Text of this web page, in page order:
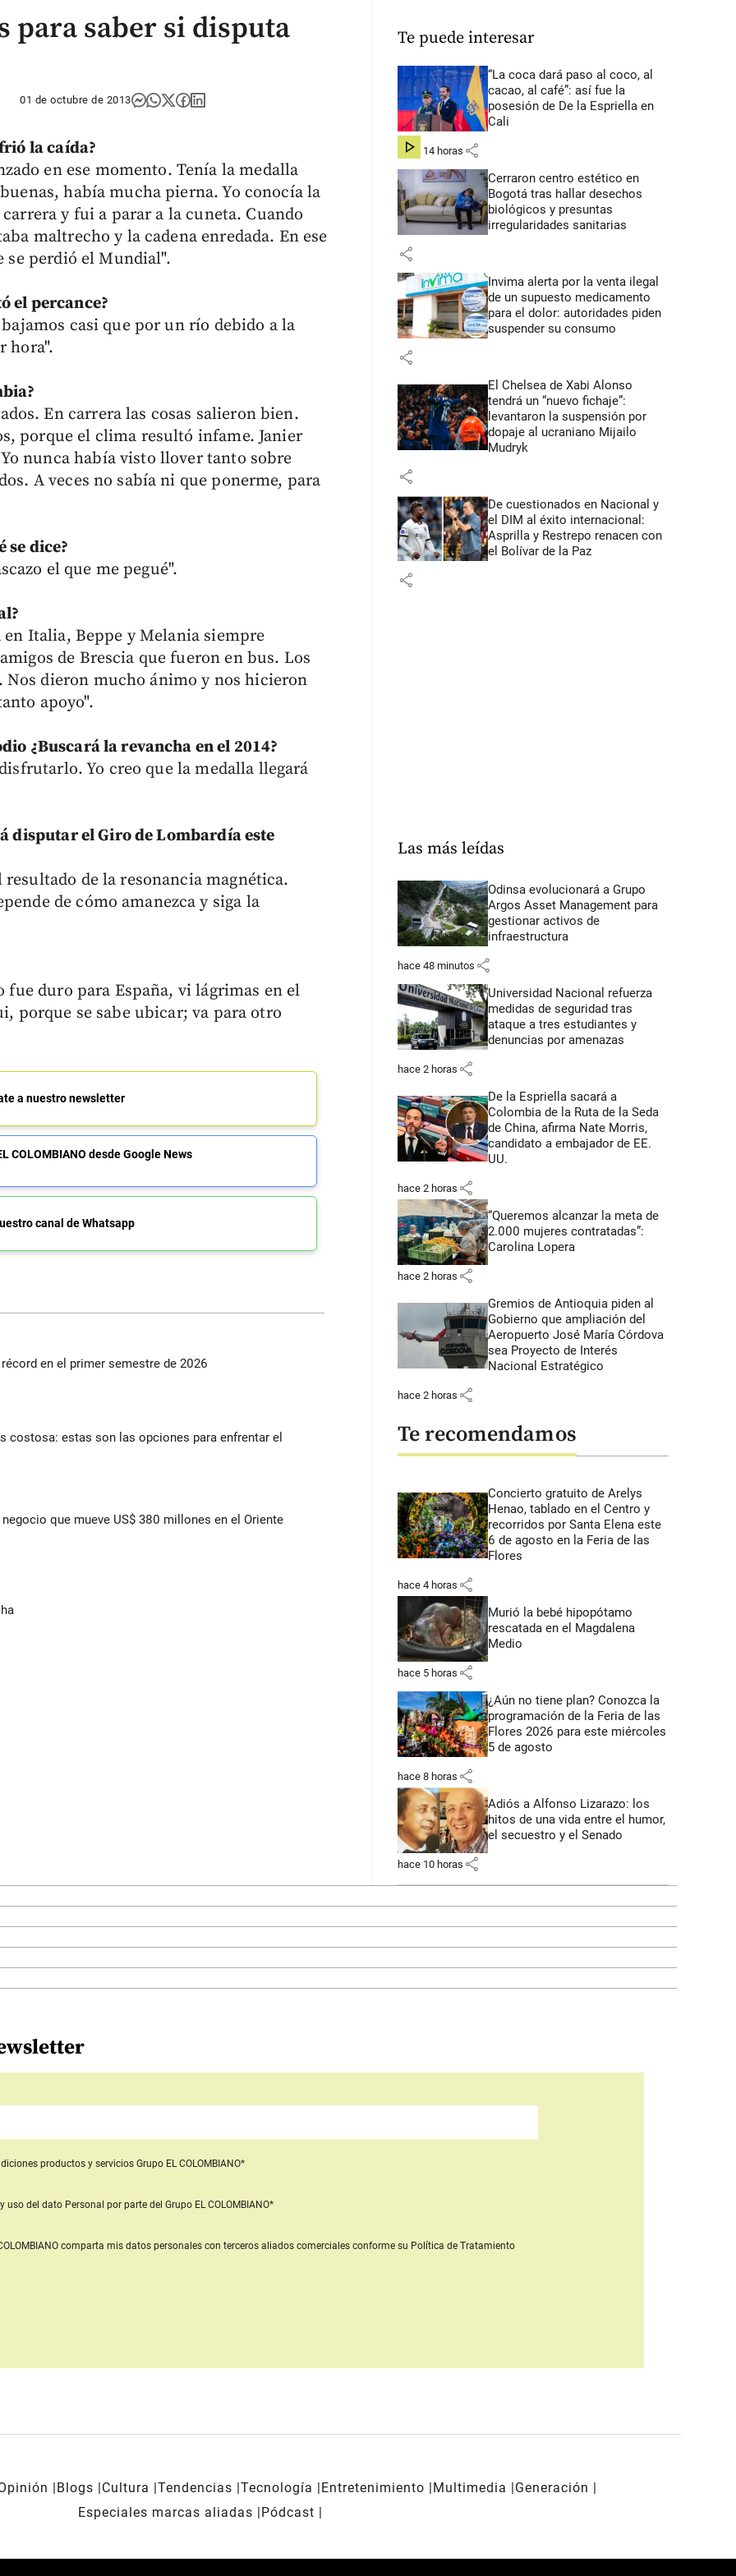
para saber si disputa
01 de octubre de 2013
la caída?
en ese momento. Tenía la medalla
había mucha pierna. Yo conocía la
y fui a parar a la cuneta. Cuando
maltrecho y la cadena enredada. En ese
se perdió el Mundial".
el percance?
casi que por un río debido a la
hora".
En carrera las cosas salieron bien.
porque el clima resultó infame. Janier
nunca había visto llover tanto sobre
A veces no sabía ni que ponerme, para
se dice?
el que me pegué".
Italia, Beppe y Melania siempre
de Brescia que fueron en bus. Los
Nos dieron mucho ánimo y nos hicieron
apoyo".
¿Buscará la revancha en el 2014?
Yo creo que la medalla llegará
disputar el Giro de Lombardía este
de la resonancia magnética.
de cómo amanezca y siga la
duro para España, vi lágrimas en el
porque se sabe ubicar; va para otro
a nuestro newsletter
COLOMBIANO desde Google News
canal de Whatsapp
en el primer semestre de 2026
costosa: estas son las opciones para enfrentar el
que mueve US$ 380 millones en el Oriente
Te puede interesar
“La coca dará paso al coco, al
cacao, al café”: así fue la
posesión de De la Espriella en
Cali
hace 14 horas share
Cerraron centro estético en
Bogotá tras hallar desechos
biológicos y presuntas
irregularidades sanitarias
share
Invima alerta por la venta ilegal
de un supuesto medicamento
para el dolor: autoridades piden
suspender su consumo
share
El Chelsea de Xabi Alonso
tendrá un “nuevo fichaje”:
levantaron la suspensión por
dopaje al ucraniano Mijailo
Mudryk
share
De cuestionados en Nacional y
el DIM al éxito internacional:
Asprilla y Restrepo renacen con
el Bolívar de la Paz
share
Las más leídas
Odinsa evolucionará a Grupo
Argos Asset Management para
gestionar activos de
infraestructura
hace 48 minutos share
Universidad Nacional refuerza
medidas de seguridad tras
ataque a tres estudiantes y
denuncias por amenazas
hace 2 horas share
De la Espriella sacará a
Colombia de la Ruta de la Seda
de China, afirma Nate Morris,
candidato a embajador de EE.
UU.
hace 2 horas share
“Queremos alcanzar la meta de
2.000 mujeres contratadas”:
Carolina Lopera
hace 2 horas share
Gremios de Antioquia piden al
Gobierno que ampliación del
Aeropuerto José María Córdova
sea Proyecto de Interés
Nacional Estratégico
hace 2 horas share
Te recomendamos
Concierto gratuito de Arelys
Henao, tablado en el Centro y
recorridos por Santa Elena este
6 de agosto en la Feria de las
Flores
hace 4 horas share
Murió la bebé hipopótamo
rescatada en el Magdalena
Medio
hace 5 horas share
¿Aún no tiene plan? Conozca la
programación de la Feria de las
Flores 2026 para este miércoles
5 de agosto
hace 8 horas share
Adiós a Alfonso Lizarazo: los
hitos de una vida entre el humor,
el secuestro y el Senado
hace 10 horas share
productos y servicios Grupo EL COLOMBIANO*
uso del dato Personal por parte del Grupo EL COLOMBIANO*
comparta mis datos personales con terceros aliados comercialesconforme su Política de Tratamiento
Blogs Cultura Tendencias Tecnología Entretenimiento Multimedia
Generación
Especiales marcas aliadas
Pódcast